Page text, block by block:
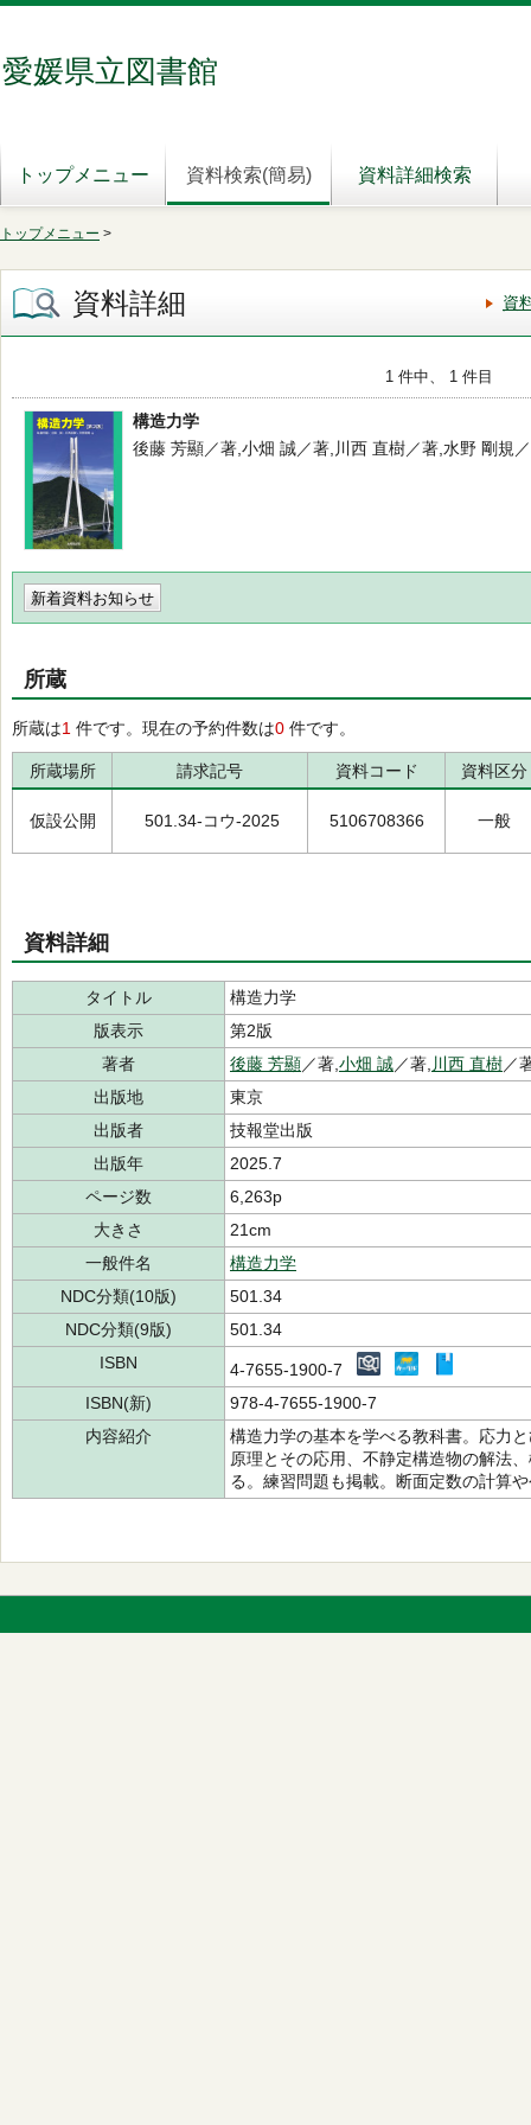
愛媛県立図書館
トップメニュー 資料検索(簡易) 資料詳細検索
トップメニュー >
資料詳細 資
1 件中、 1 件目
構造力学
後藤 芳顯／著,小畑 誠／著,川西 直樹／著,水野 剛規
新着資料お知らせ
所蔵
所蔵は1 件です。現在の予約件数は0 件です。
所蔵場所 請求記号 資料コード 資料区分
仮設公開 501.34-コウ-2025 5106708366 一般
資料詳細
タイトル
構造力学
版表示
第2版
著者
後藤 芳顯／著, 小畑 誠／著, 川西 直樹／
出版地
東京
出版者
技報堂出版
出版年
2025.7
ページ数
6,263p
大きさ
21cm
一般件名
構造力学
NDC分類(10版)
501.34
NDC分類(9版)
501.34
ISBN
4-7655-1900-7
ISBN(新)
978-4-7655-1900-7
内容紹介
構造力学の基本を学べる教科書。応力
原理とその応用、不静定構造物の解法
る。練習問題も掲載。断面定数の計算